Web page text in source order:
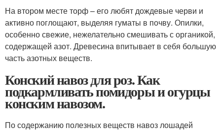
На втором месте торф – его любят дождевые черви и
активно поглощают, выделяя гуматы в почву. Опилки,
особенно свежие, нежелательно смешивать с органикой,
содержащей азот. Древесина впитывает в себя большую
часть азотных веществ.
Конский навоз для роз. Как
подкармливать помидоры и огурцы
конским навозом.
По содержанию полезных веществ навоз лошадей